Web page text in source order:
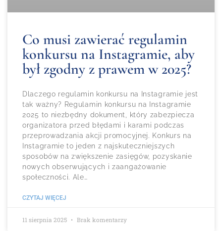
Co musi zawierać regulamin
konkursu na Instagramie, aby
był zgodny z prawem w 2025?
Dlaczego regulamin konkursu na Instagramie jest
tak ważny? Regulamin konkursu na Instagramie
2025 to niezbędny dokument, który zabezpiecza
organizatora przed błędami i karami podczas
przeprowadzania akcji promocyjnej. Konkurs na
Instagramie to jeden z najskuteczniejszych
sposobów na zwiększenie zasięgów, pozyskanie
nowych obserwujących i zaangażowanie
społeczności. Ale…
CZYTAJ WIĘCEJ
11 sierpnia 2025 Brak komentarzy